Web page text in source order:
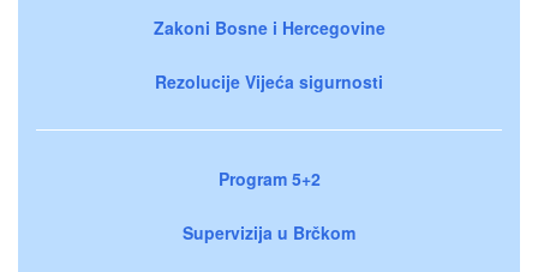
Zakoni Bosne i Hercegovine
Rezolucije Vijeća sigurnosti
Program 5+2
Supervizija u Brčkom